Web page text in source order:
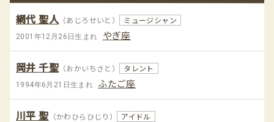
網代 聖人 （あじろせいと） ミュージシャン
2001年12月26日生まれ やぎ座
岡井 千聖 （おかいちさと） タレント
1994年6月21日生まれ ふたご座
川平 聖 （かわひらひじり） アイドル